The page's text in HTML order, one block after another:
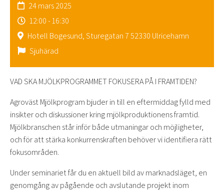
24 mars 2025
12:00 - 16:30
Hotell Bogesund, Sturegatan 7 52330 Ulricehamn
Sjuhärad
VAD SKA MJÖLKPROGRAMMET FOKUSERA PÅ I FRAMTIDEN?
Agroväst Mjölkprogram bjuder in till en eftermiddag fylld med
insikter och diskussioner kring mjölkproduktionens framtid.
Mjölkbranschen står inför både utmaningar och möjligheter,
och för att stärka konkurrenskraften behöver vi identifiera rätt
fokusområden.
Under seminariet får du en aktuell bild av marknadsläget, en
genomgång av pågående och avslutande projekt inom